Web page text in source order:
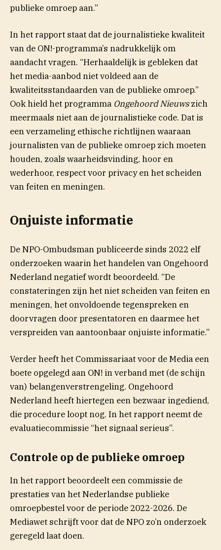
publieke omroep aan.”
In het rapport staat dat de journalistieke kwaliteit
van de ON!-programma’s nadrukkelijk om
aandacht vragen. “Herhaaldelijk is gebleken dat
het media-aanbod niet voldeed aan de
kwaliteitsstandaarden van de publieke omroep.”
Ook hield het programma Ongehoord Nieuwszich
meermaals niet aan de journalistieke code. Dat is
een verzameling ethische richtlijnen waaraan
journalisten van de publieke omroep zich moeten
houden, zoals waarheidsvinding, hoor en
wederhoor, respect voor privacy en het scheiden
van feiten en meningen.
Onjuiste informatie
DeNPO-Ombudsman(opent in nieuw venster)
publiceerde sinds 2022 elf
onderzoeken waarin het handelen van Ongehoord
Nederland negatief wordt beoordeeld. “De
constateringen zijn het niet scheiden van feiten en
meningen, het onvoldoende tegenspreken en
doorvragen door presentatoren en daarmee het
verspreiden van aantoonbaar onjuiste informatie.”
Verder heeft het Commissariaat voor de Media een
boete opgelegd aan ON! in verband met (de schijn
van) belangenverstrengeling. Ongehoord
Nederland heeft hiertegen een bezwaar ingediend,
die procedure loopt nog. In het rapport neemt de
evaluatiecommissie “het signaal serieus”.
Controle op de publieke omroep
In hetrapport(opent in nieuw venster)
beoordeelt een commissie de
prestaties van het Nederlandse publieke
omroepbestel voor de periode 2022-2026. De
Mediawet schrijft voor dat de NPO zo’n onderzoek
geregeld laat doen.